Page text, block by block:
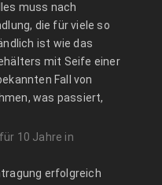
muss nach
die für viele so
ist wie das
mit Seife einer
Fall von
was passiert,
10 Jahre in
erfolgreich